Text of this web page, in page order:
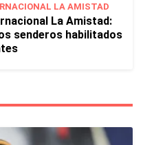
LA AMISTAD
La Amistad:
senderos habilitados